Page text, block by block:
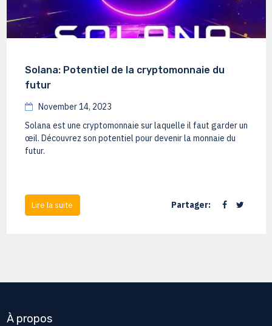
Solana: Potentiel de la cryptomonnaie du
futur
November 14, 2023
Solana est une cryptomonnaie sur laquelle il faut garder un
œil. Découvrez son potentiel pour devenir la monnaie du
futur.
Lire la suite Partager:
À propos